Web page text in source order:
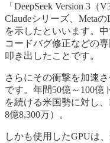
「DeepSeek Version 3
Claudeシリーズ、Meta
を示したといいます。
コードバグ修正などの
叩き出したことです。
さらにその衝撃を加速
です。年間50億～100億
を続ける米国勢に対し
8億8,300万）。
しかも使用したGPUは